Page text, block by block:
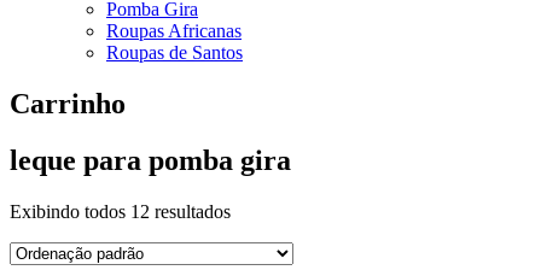
Pomba Gira
Roupas Africanas
Roupas de Santos
Carrinho
leque para pomba gira
Exibindo todos 12 resultados